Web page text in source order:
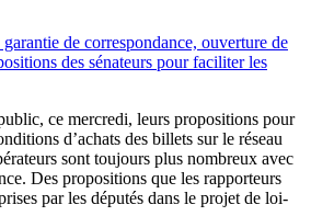
de correspondance, ouverture de
des sénateurs pour faciliter les
ce mercredi, leurs propositions pour
d’achats des billets sur le réseau
sont toujours plus nombreux avec
Des propositions que les rapporteurs
par les députés dans le projet de loi-